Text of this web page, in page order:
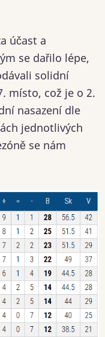
účast a
se dařilo lépe,
solidní
místo, což je o 2.
nasazení dle
jednotlivých
se nám